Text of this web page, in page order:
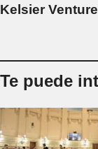
Kelsier
Te puede